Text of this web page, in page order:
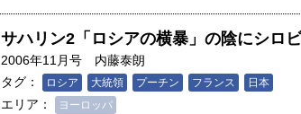
サハリン2「ロシアの横暴」の陰にシロ
2006年11月号
内藤泰朗
タグ：
ロシア 大統領 プーチン フランス 日本
エリア： ヨーロッパ